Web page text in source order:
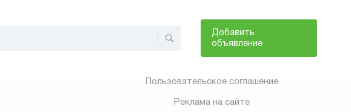
Добавить
объявление
Пользовательское соглашение
Реклама на сайте